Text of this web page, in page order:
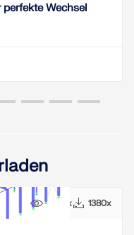
Wechsel
9463x 1380x